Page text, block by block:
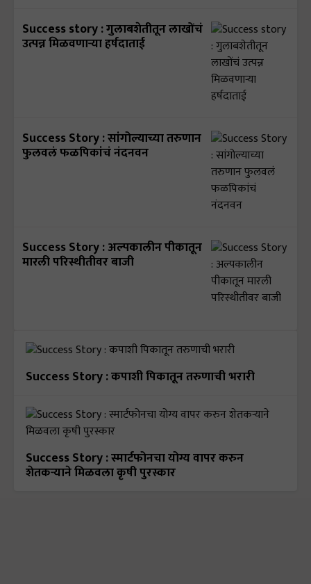
Success story : गुलाबशेतीतून लाखोंचं
उत्पन्न मिळवणाऱ्या हर्षदाताई
Success Story : सांगोल्याच्या तरुणान
फुलवलं फळपिकांचं नंदनवन
Success Story : अल्पकालीन पीकातून
मारली परिस्थीतीवर बाजी
Success Story : कपाशी पिकातून तरुणाची भरारी
Success Story : स्मार्टफोनचा योग्य वापर करुन
शेतकऱ्याने मिळवला कृषी पुरस्कार